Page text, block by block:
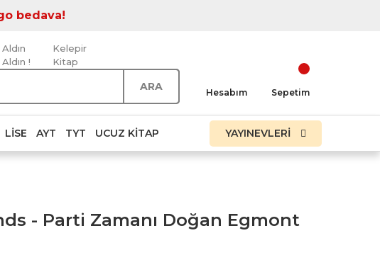
bedava!
Aldın
Aldın !
Kelepir
Kitap
ARA Hesabım Sepetim
LISE AYT TYT UCUZ KITAP YAYINEVLERİ
- Parti Zamanı Doğan Egmont